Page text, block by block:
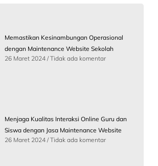
Memastikan Kesinambungan Operasional
dengan Maintenance Website Sekolah
26 Maret 2024 Tidak ada komentar
Menjaga Kualitas Interaksi Online Guru dan
Siswa dengan Jasa Maintenance Website
26 Maret 2024 Tidak ada komentar